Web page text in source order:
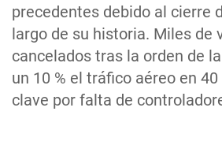
precedentes debido al cierre
largo de su historia. Miles de
cancelados tras la orden de
un 10 % el tráfico aéreo en
clave por falta de